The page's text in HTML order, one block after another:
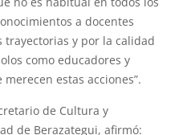
a docentes
y por la calidad
como educadores y
estas acciones”.
de Cultura y
de Berazategui, afirmó: